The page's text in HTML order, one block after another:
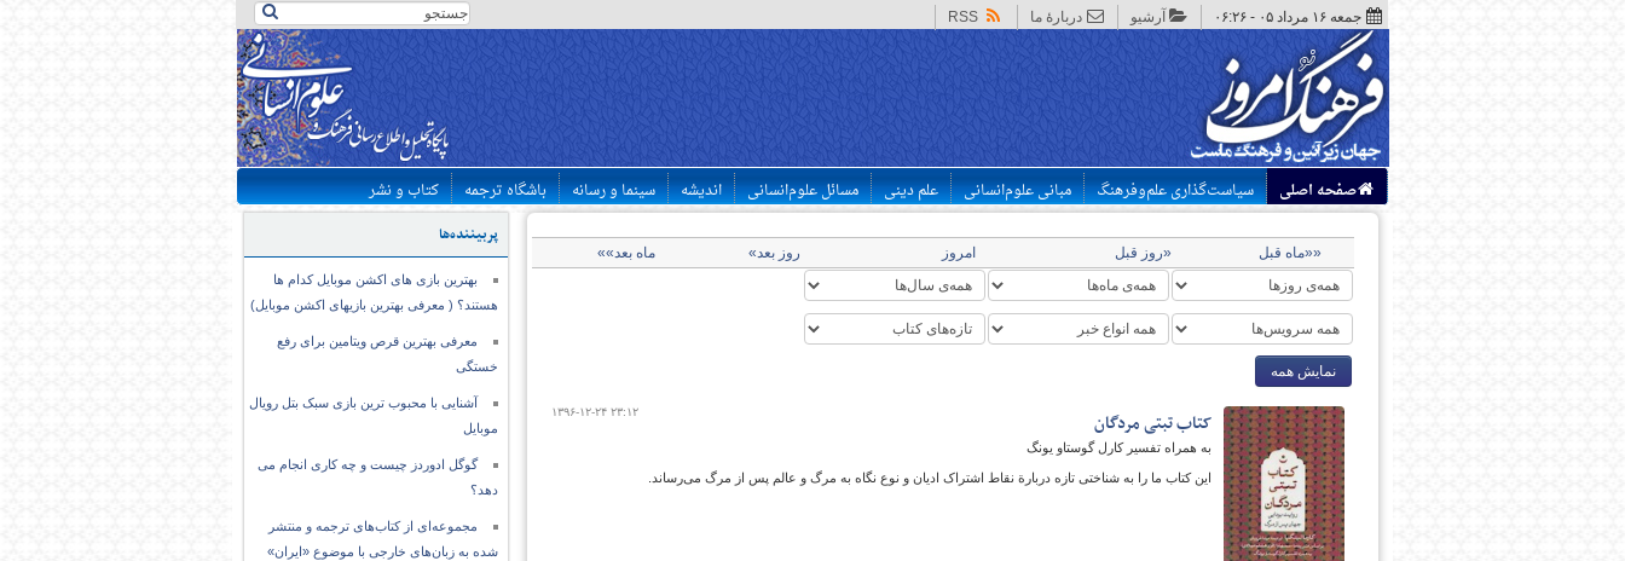
جمعه ۱۶ مرداد ۰۵ - ۰۶:۲۶ آرشیو دربارهٔ ما RSS
صفحه اصلی سیاست‌گذاری علم‌وفرهنگ مبانی علوم‌انسانی علم دینی مسائل علوم‌انسانی اندیشه سینما و رسانه باشگاه ترجمه کتاب و نشر
پربیننده‌ها
بهترین بازی های اکشن موبایل کدام ها
هستند؟ ( معرفی بهترین بازیهای اکشن موبایل)
معرفی بهترین قرص ویتامین برای رفع
خستگی
آشنایی با محبوب ترین بازی سبک بتل رویال
موبایل
گوگل ادوردز چیست و چه کاری انجام می
دهد؟
مجموعه‌ای از کتاب‌های ترجمه و منتشر
شده به زبان‌های خارجی با موضوع «ایران»
««ماه قبل «روز قبل امروز روز بعد» ماه بعد»»
نمایش همه
۱۳۹۶-۱۲-۲۴ ۲۳:۱۲ کتاب تبتی مردگان
به همراه تفسیر کارل گوستاو یونگ
این کتاب ما را به شناختی تازه دربارة نقاط اشتراک ادیان و نوع نگاه به مرگ و عالم پس از مرگ می‌رساند.